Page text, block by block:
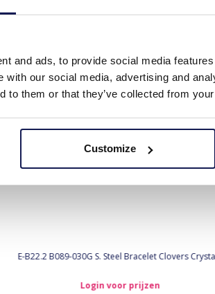
and ads, to provide social media
with our social media, advertising and
to them or that they’ve collected from
Customize
E-B22.2 B089-030G S. Steel Bracelet Clovers
Login voor prijzen